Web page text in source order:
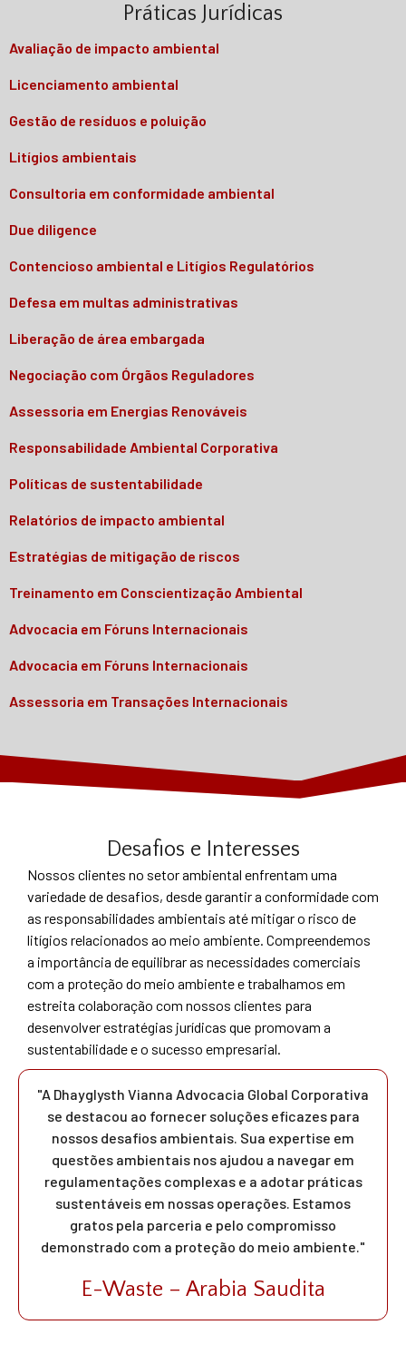
Práticas Jurídicas
Avaliação de impacto ambiental
Licenciamento ambiental
Gestão de resíduos e poluição
Litígios ambientais
Consultoria em conformidade ambiental
Due diligence
Contencioso ambiental e Litígios Regulatórios
Defesa em multas administrativas
Liberação de área embargada
Negociação com Órgãos Reguladores
Assessoria em Energias Renováveis
Responsabilidade Ambiental Corporativa
Políticas de sustentabilidade
Relatórios de impacto ambiental
Estratégias de mitigação de riscos
Treinamento em Conscientização Ambiental
Advocacia em Fóruns Internacionais
Advocacia em Fóruns Internacionais
Assessoria em Transações Internacionais
Desafios e Interesses
Nossos clientes no setor ambiental enfrentam uma
variedade de desafios, desde garantir a conformidade com
as responsabilidades ambientais até mitigar o risco de
litígios relacionados ao meio ambiente. Compreendemos
a importância de equilibrar as necessidades comerciais
com a proteção do meio ambiente e trabalhamos em
estreita colaboração com nossos clientes para
desenvolver estratégias jurídicas que promovam a
sustentabilidade e o sucesso empresarial.
"A Dhayglysth Vianna Advocacia Global Corporativa
se destacou ao fornecer soluções eficazes para
nossos desafios ambientais. Sua expertise em
questões ambientais nos ajudou a navegar em
regulamentações complexas e a adotar práticas
sustentáveis em nossas operações. Estamos
gratos pela parceria e pelo compromisso
demonstrado com a proteção do meio ambiente."
E-Waste – Arabia Saudita